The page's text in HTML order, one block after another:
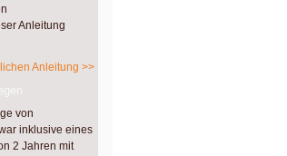
Anleitung
Anleitung >>
von
inklusive eines
2 Jahren mit